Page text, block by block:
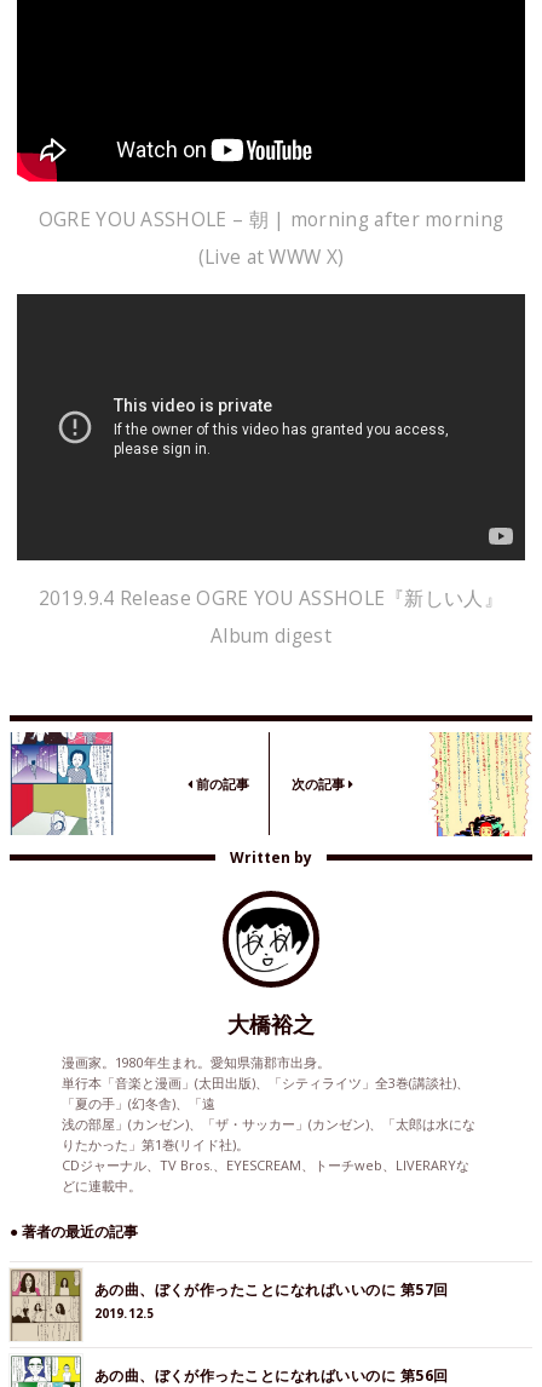
OGRE YOU ASSHOLE – 朝 | morning after morning
(Live at WWW X)
2019.9.4 Release OGRE YOU ASSHOLE『新しい人』
Album digest
前の記事 次の記事
Written by
大橋裕之
漫画家。1980年生まれ。愛知県蒲郡市出身。
単行本「音楽と漫画」(太田出版)、「シティライツ」全3巻(講談社)、
「夏の手」(幻冬舎)、「遠
浅の部屋」(カンゼン)、「ザ・サッカー」(カンゼン)、「太郎は水にな
りたかった」第1巻(リイド社)。
CDジャーナル、TV Bros.、EYESCREAM、トーチweb、LIVERARYな
どに連載中。
● 著者の最近の記事
あの曲、ぼくが作ったことになればいいのに 第57回
2019.12.5
あの曲、ぼくが作ったことになればいいのに 第56回